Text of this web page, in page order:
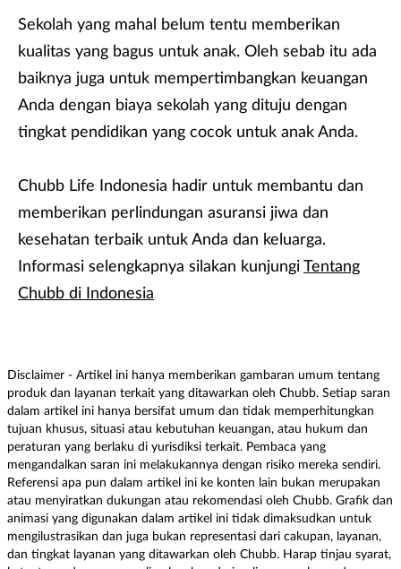
Sekolah yang mahal belum tentu memberikan
kualitas yang bagus untuk anak. Oleh sebab itu ada
baiknya juga untuk mempertimbangkan keuangan
Anda dengan biaya sekolah yang dituju dengan
tingkat pendidikan yang cocok untuk anak Anda.
Chubb Life Indonesia hadir untuk membantu dan
memberikan perlindungan asuransi jiwa dan
kesehatan terbaik untuk Anda dan keluarga.
Informasi selengkapnya silakan kunjungi Tentang
Chubb di Indonesia
Disclaimer - Artikel ini hanya memberikan gambaran umum tentang
produk dan layanan terkait yang ditawarkan oleh Chubb. Setiap saran
dalam artikel ini hanya bersifat umum dan tidak memperhitungkan
tujuan khusus, situasi atau kebutuhan keuangan, atau hukum dan
peraturan yang berlaku di yurisdiksi terkait. Pembaca yang
mengandalkan saran ini melakukannya dengan risiko mereka sendiri.
Referensi apa pun dalam artikel ini ke konten lain bukan merupakan
atau menyiratkan dukungan atau rekomendasi oleh Chubb. Grafik dan
animasi yang digunakan dalam artikel ini tidak dimaksudkan untuk
mengilustrasikan dan juga bukan representasi dari cakupan, layanan,
dan tingkat layanan yang ditawarkan oleh Chubb. Harap tinjau syarat,